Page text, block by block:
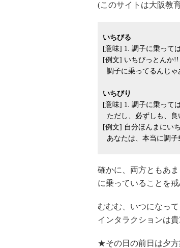
(このサイトは大阪教
いちびる
[意味] 1. 調子に乗って
[例文] いちびっとんか!!
調子に乗ってるんじ
いちびり
[意味] 1. 調子に乗って
ただし、必ずしも、良
[例文] 自分ほんまにい
あなたは、本当に調
確かに、両方ともあ
に乗っていることを
むむむ、いつになっ
インタラクションは
★その日の前日は夕方